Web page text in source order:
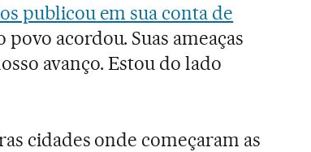
publicou em sua conta de
acordou. Suas ameaças
avanço. Estou do lado
cidades onde começaram as